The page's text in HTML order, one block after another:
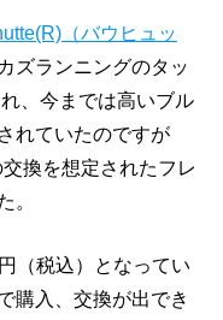
（バウヒュッ
ズランニングのタッ
、今までは高いブル
れていたのですが
換を想定されたフレ
。
（税込）となってい
購入、交換が出でき